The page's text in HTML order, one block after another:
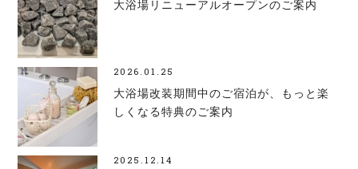
大浴場リニューアルオープンのご案内
2026.01.25
大浴場改装期間中のご宿泊が、もっと楽
しくなる特典のご案内
2025.12.14